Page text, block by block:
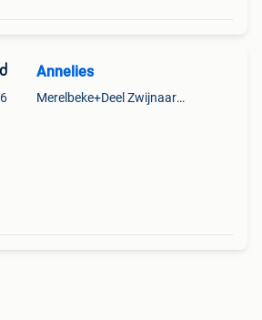
Annelies
Merelbeke+Deel Zwijnaarde